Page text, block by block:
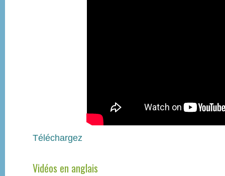
Téléchargez
Vidéos en anglais